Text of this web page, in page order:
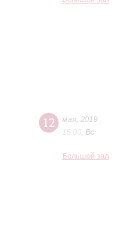
12 мая 2019
15:00 Вс
Большой зал